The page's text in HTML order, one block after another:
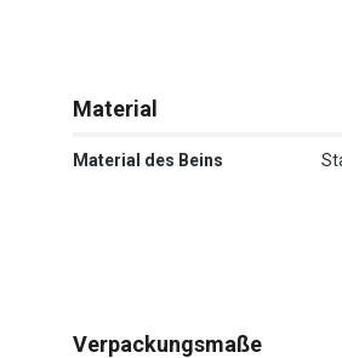
Material
Material des Beins
Verpackungsmaße